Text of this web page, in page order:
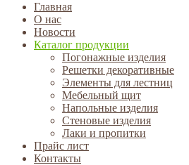
Главная
О нас
Новости
Каталог продукции
Погонажные изделия
Решетки декоративные
Элементы для лестниц
Мебельный щит
Напольные изделия
Стеновые изделия
Лаки и пропитки
Прайс лист
Контакты